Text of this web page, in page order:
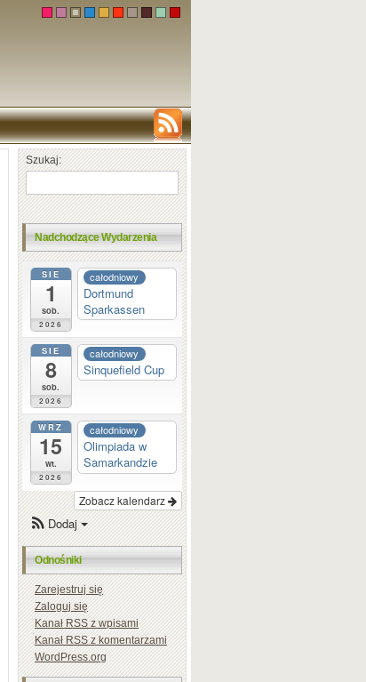
Szukaj:
Nadchodzące Wydarzenia
SIE
1
sob.
2026
całodniowy
Dortmund
Sparkassen
SIE
8
sob.
2026
całodniowy
Sinquefield Cup
WRZ
15
wt.
2026
całodniowy
Olimpiada w
Samarkandzie
Zobacz kalendarz
Dodaj
Odnośniki
Zarejestruj się
Zaloguj się
KanałRSSz wpisami
KanałRSSz komentarzami
WordPress.org